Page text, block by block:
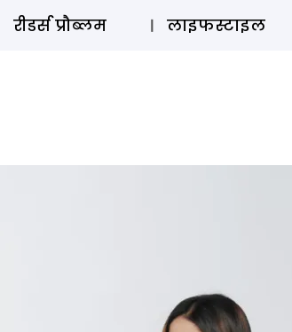
रीडर्स प्रौब्लम लाइफस्टाइल